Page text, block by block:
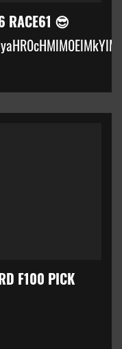
RACE61 😎
F100 PICK